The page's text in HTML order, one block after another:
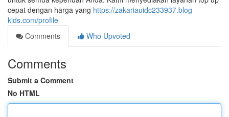
cepat dengan harga yang https://zakariauidc233937.blog-
kids.com/profile
Comments
Who Upvoted
Comments
Submit a Comment
No HTML